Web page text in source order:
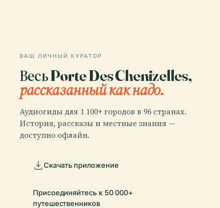
ВАШ ЛИЧНЫЙ КУРАТОР
Весь Porte Des Chenizelles,
рассказанный как надо.
Аудиогиды для 1 100+ городов в 96 странах.
История, рассказы и местные знания —
доступно офлайн.
Скачать приложение
Присоединяйтесь к 50 000+
путешественников